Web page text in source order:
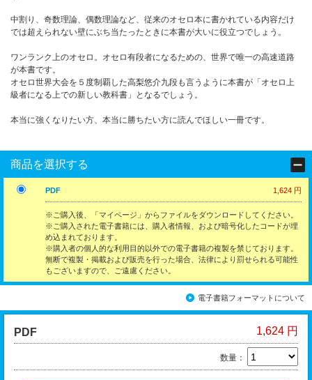
中割り、奇数理論、偶数理論など、従来のオセロ本に書かれている内容だけ
では超えられない壁にぶち当たったときに本書が大いに役立つでしょう。
ワンランク上のオセロ。オセロ有段者になるための、世界で唯一の高速道路
が本書です。
オセロ世界大会を５度制覇した高梨悠介九段も言うように本書が「オセロ上
級者になる上での新しい教科書」となるでしょう。
本当に強くなりたい方、本当に勝ちたい方に読んでほしい一冊です。
商品を選択する
PDF 1,624 円
※ご購入後、「マイページ」からファイルをダウンロードしてください。
※ご購入された電子書籍には、購入者情報、および暗号化したコードが埋
め込まれております。
※購入者の個人的な利用目的以外での電子書籍の複製を禁じております。
無断で複製・掲載および販売を行った場合、法律により罰せられる可能性
もございますので、ご遠慮ください。
電子書籍フォーマットについて
PDF 1,624 円
数量：